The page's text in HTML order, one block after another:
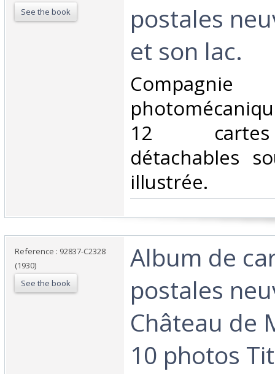
See the book
postales
et son lac. ‎
12
détachables
illustrée. ‎
Reference : 92837-C2328
(1930)
See the book
‎Album de
postales
Château de
10 photos